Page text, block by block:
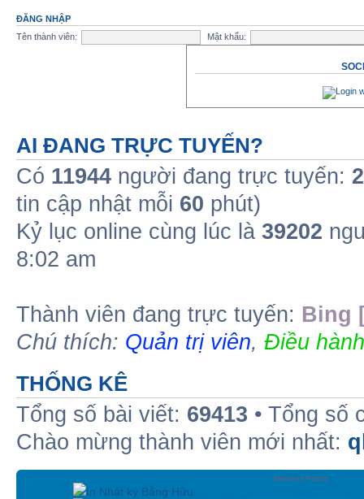
ĐĂNG NHẬP
Tên thành viên:
Mật khẩu:
AI ĐANG TRỰC TUYẾN?
Có 11944 người đang trực tuyến: 2
tin cập nhật mỗi 60 phút)
Kỷ lục online cùng lúc là 39202
8:02 am
Thành viên đang trực tuyến: Bing
Chú thích: Quản trị viên, Điều
THỐNG KÊ
Tổng số bài viết: 69413 • Tổng số
Chào mừng thành viên mới nhất:
Newest Posts
In Nhật ký Bằng Hữu